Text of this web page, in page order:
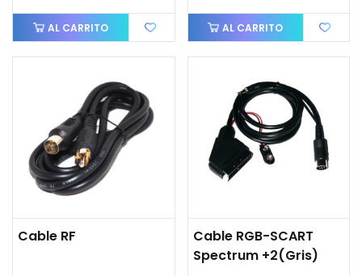
AL CARRITO AL CARRITO
Cable RF
Cable RGB-SCART
Spectrum +2(gris)